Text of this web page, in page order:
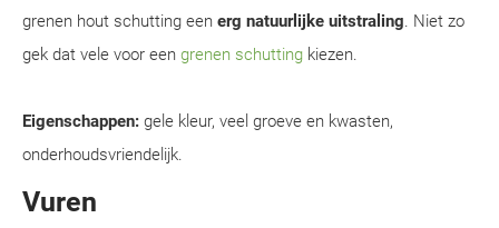
grenen hout schutting een erg natuurlijke uitstraling. Niet zo
gek dat vele voor een grenen schutting kiezen.
Eigenschappen: gele kleur, veel groeve en kwasten,
onderhoudsvriendelijk.
Vuren